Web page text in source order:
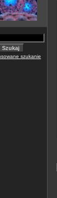
szukanie